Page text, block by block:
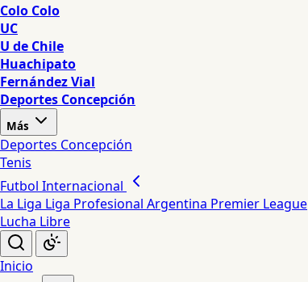
Colo Colo
UC
U de Chile
Huachipato
Fernández Vial
Deportes Concepción
Más
Deportes Concepción
Tenis
Futbol Internacional
La Liga Liga Profesional Argentina Premier League
Lucha Libre
Inicio